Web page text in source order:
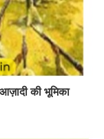
की भूमिका